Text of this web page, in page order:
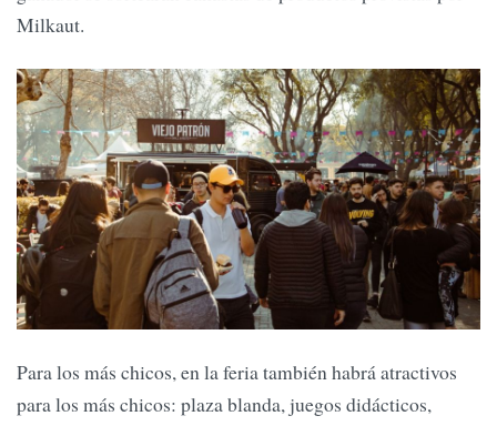
Milkaut.
Para los más chicos, en la feria también habrá atractivos
para los más chicos: plaza blanda, juegos didácticos,